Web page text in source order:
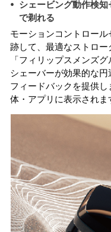
シェービング動作検
で剃れる
モーションコントロー
跡して、最適なストロー
「フィリップスメンズ
シェーバーが効果的な
フィードバックを提供
体・アプリに表示されま